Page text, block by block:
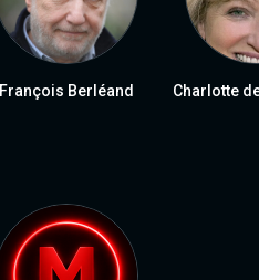
François Berléand Charlotte